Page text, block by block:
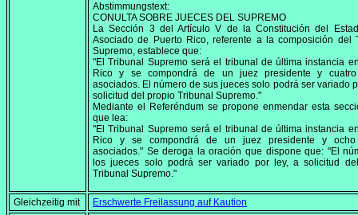
Abstimmungstext:
CONULTA SOBRE JUECES DEL SUPREMO
La Sección 3 del Artículo V de la Constitución del
Asociado de Puerto Rico, referente a la composición del
Supremo, establece que:
"El Tribunal Supremo será el tribunal de última instancia
Rico y se compondrá de un juez presidente y
asociados. El número de sus jueces solo podrá ser variado
solicitud del propio Tribunal Supremo."
Mediante el Referéndum se propone enmendar esta
que lea:
"El Tribunal Supremo será el tribunal de última instancia
Rico y se compondrá de un juez presidente y ocho
asociados." Se deroga la oración que dispone que: "El
los jueces solo podrá ser variado por ley, a solicitud
Tribunal Supremo."
Gleichzeitig mit
Erschwerte Freilassung auf Kaution